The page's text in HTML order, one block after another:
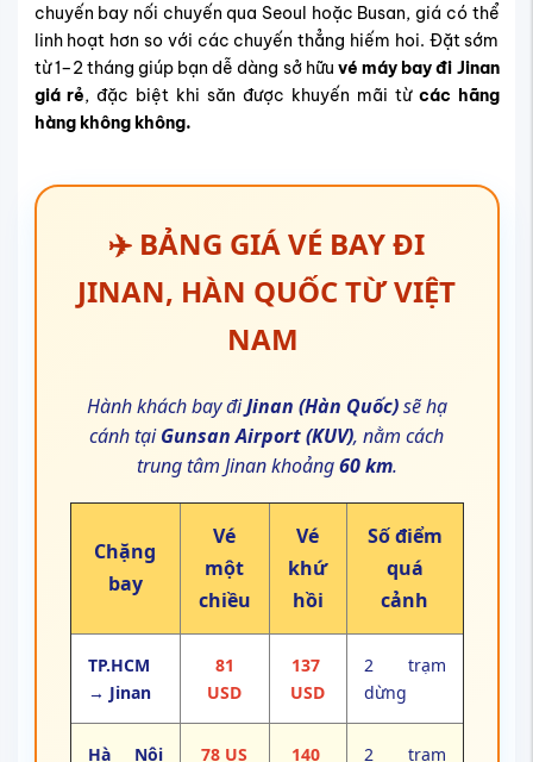
chuyến bay nối chuyến qua Seoul hoặc Busan, giá có thể
linh hoạt hơn so với các chuyến thẳng hiếm hoi. Đặt sớm
từ 1–2 tháng giúp bạn dễ dàng sở hữu vé máy bay đi Jinan
giá rẻ, đặc biệt khi săn được khuyến mãi từ các hãng
hàng không không.
✈️ BẢNG GIÁ VÉ BAY ĐI
JINAN, HÀN QUỐC TỪ VIỆT
NAM
Hành khách bay điJinan (Hàn Quốc)sẽ hạ
cánh tạiGunsan Airport (KUV), nằm cách
trung tâm Jinan khoảng60 km.
Chặng
bay
Vé
một
chiều
Vé
khứ
hồi
Số điểm
quá
cảnh
TP.HCM
→ Jinan
81
USD
137
USD
2 trạm
dừng
Hà Nội
78 US
140
2 trạm